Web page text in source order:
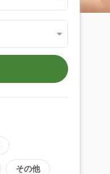
その他